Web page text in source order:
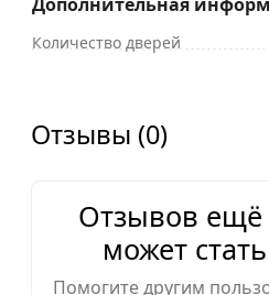
Количество дверей
Отзывы (0)
Отзывов
может
Помогите другим